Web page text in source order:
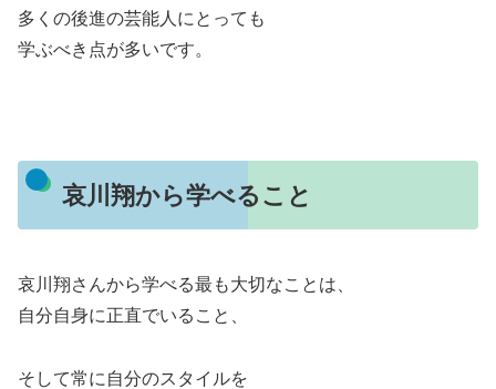
多くの後進の芸能人にとっても
学ぶべき点が多いです。
哀川翔から学べること
哀川翔さんから学べる最も大切なことは、
自分自身に正直でいること、
そして常に自分のスタイルを